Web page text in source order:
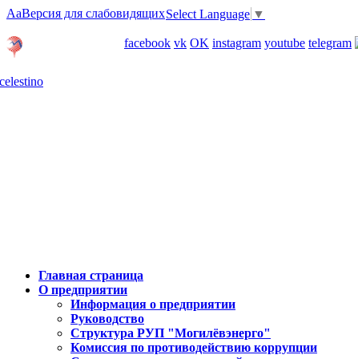
AaВерсия для слабовидящихSelect Language ▼
facebook vk OK instagram youtube telegram
Главная страница
О предприятии
Информация о предприятии
Руководство
Структура РУП "Могилёвэнерго"
Комиссия по противодействию коррупции